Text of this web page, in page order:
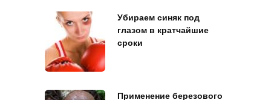
Убираем синяк под
глазом в кратчайшие
сроки
Применение березового